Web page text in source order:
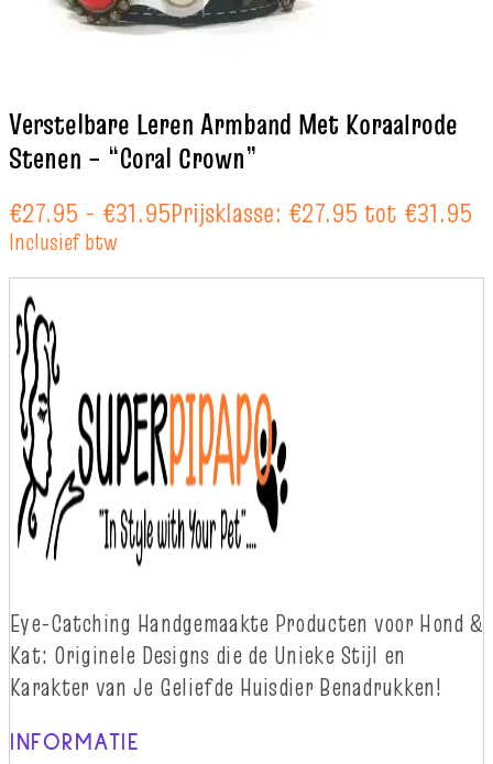
Verstelbare Leren Armband Met Koraalrode
Stenen – “Coral Crown”
€27.95 - €31.95Prijsklasse: €27.95 tot €31.95
Inclusief btw
Eye-Catching Handgemaakte Producten voor Hond &
Kat: Originele Designs die de Unieke Stijl en
Karakter van Je Geliefde Huisdier Benadrukken!
INFORMATIE